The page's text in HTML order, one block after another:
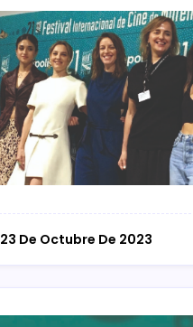
23 De Octubre De 2023